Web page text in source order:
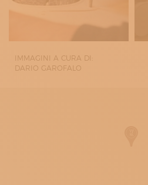
IMMAGINI A CURA DI:
DARIO GAROFALO